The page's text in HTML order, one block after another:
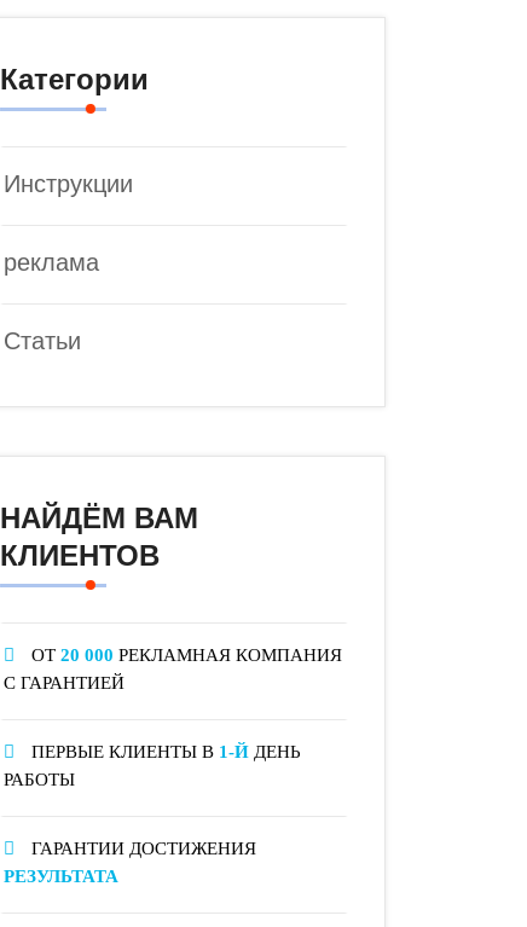
Категории
Инструкции
реклама
Статьи
НАЙДЁМ ВАМ
КЛИЕНТОВ
ОТ 20 000 РЕКЛАМНАЯ КОМПАНИЯ
С ГАРАНТИЕЙ
ПЕРВЫЕ КЛИЕНТЫ В 1-Й ДЕНЬ
РАБОТЫ
ГАРАНТИИ ДОСТИЖЕНИЯ
РЕЗУЛЬТАТА